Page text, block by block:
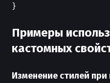
}
Примеры
кастомных
Изменение стилей